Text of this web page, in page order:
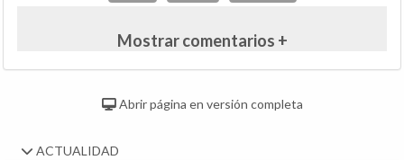
Mostrar comentarios +
Abrir página en versión completa
ACTUALIDAD